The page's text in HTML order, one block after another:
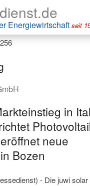
Energiewirtschaft seit
in
neue
Bozen
- Die juwi